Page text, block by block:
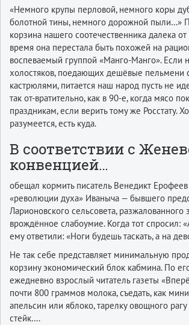
«Немного крупы перловой, немного коры
болотной тины, немного дорожной пыли…»
корзина нашего соотечественника далека
время она перестала быть похожей на
воспеваемый группой «Манго-Манго». Если
холостяков, поедающих дешёвые пельмени
кастрюлями, питается наш народ пусть не
так от-вратительно, как в 90-е, когда мясо
праздникам, если верить тому же Росстату.
разумеется, есть куда.
В соответствии с
конвенцией…
обещал кормить писатель Венедикт
«революции духа» Иваныча — бывшего
Ларионовского сельсовета, разжалованного
врождённое слабоумие. Когда тот спросил:
ему ответили: «Ноги будешь таскать, а на
Не так себе представляет минимальную
корзину экономический блок кабмина. По
ежедневно взрослый читатель газеты
почти 800 граммов молока, съедать, как
апельсин или яблоко, тарелку овощного
стейк….